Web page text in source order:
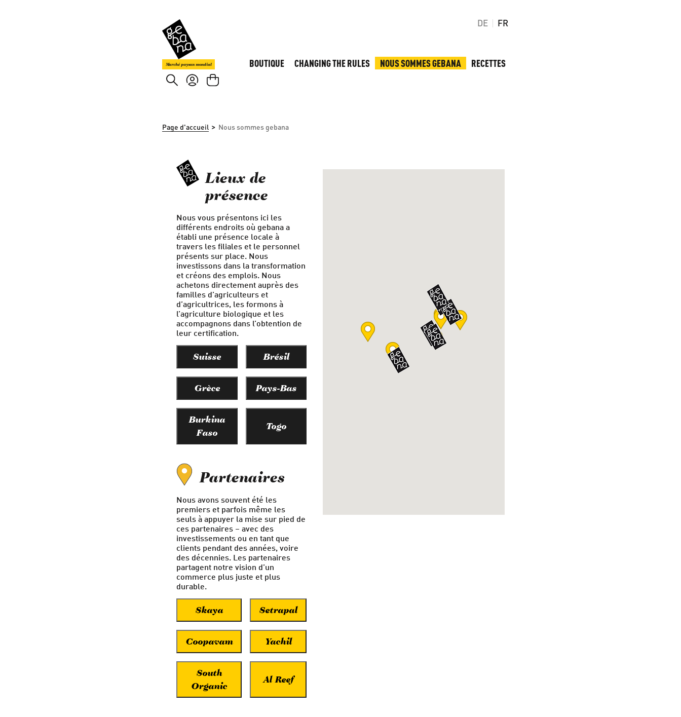
DE FR
Marché paysan mondial BOUTIQUE CHANGING THE RULES NOUS SOMMES GEBANA RECETTES
Page d'accueil > Nous sommes gebana
Lieux de
présence
Nous vous présentons ici les
différents endroits où gebana a
établi une présence locale à
travers les filiales et le personnel
présents sur place. Nous
investissons dans la transformation
et créons des emplois. Nous
achetons directement auprès des
familles d’agriculteurs et
d’agricultrices, les formons à
l’agriculture biologique et les
accompagnons dans l’obtention de
leur certification.
Suisse Brésil
Grèce Pays-Bas
Burkina
Faso
Togo
Partenaires
Nous avons souvent été les
premiers et parfois même les
seuls à appuyer la mise sur pied de
ces partenaires – avec des
investissements ou en tant que
clients pendant des années, voire
des décennies. Les partenaires
partagent notre vision d’un
commerce plus juste et plus
durable.
Skaya Setrapal
Coopavam Yachil
South
Organic
Al Reef